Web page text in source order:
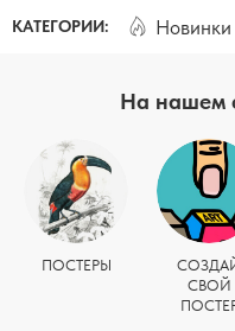
КАТЕГОРИИ: Новинки
На нашем
ПОСТЕРЫ
СВОЙ